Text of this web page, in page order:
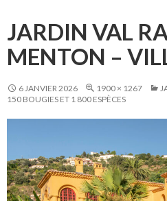
JARDIN VAL
MENTON –
6 JANVIER 2026 1900 × 1267
150 BOUGIES ET 1 800 ESPÈCES